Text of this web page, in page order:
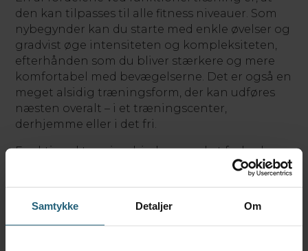
Samtykke Detaljer Om
den kan tilpasses til alle fitness niveauer. Som
nybegynder kan du starte med enkle øvelser og
gradvist øge intensiteten og kompleksiteten,
efterhånden som du bliver stærkere og mere
komfortabel med bevægelserne. Det er også en
meget alsidig træningsform, der kan udføres
næsten overalt – i et træningscenter,
derhjemme eller i det fri.
Funktionel træning hjælper med at forbedre
din generelle fitness og gør det lettere at
reducere risikoen for skader, da du lærer at
bevæge dig mere korrekt og styrker de muskler